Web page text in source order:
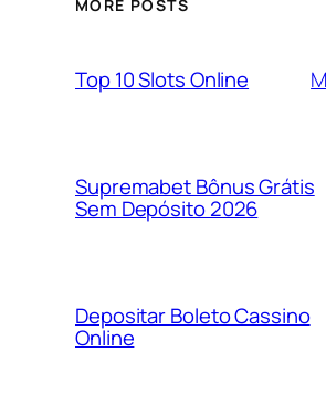
MORE POSTS
Top 10 Slots Online
Supremabet Bônus Grátis
Sem Depósito 2026
Depositar Boleto Cassino
Online